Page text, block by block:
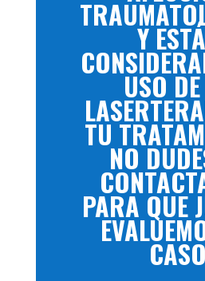
Y
USO
TU
NO
PARA QUE
CASO